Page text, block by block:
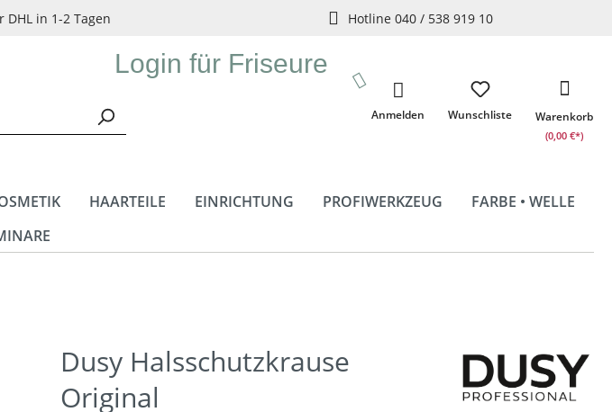
DHL in 1-2 Tagen Hotline 040 / 538 919 10
Login für Friseure
Wunschliste
Anmelden Warenkorb
(0,00 €*)
HAARTEILE EINRICHTUNG PROFIWERKZEUG
FARBE • WELLE
Dusy Halsschutzkrause
Original